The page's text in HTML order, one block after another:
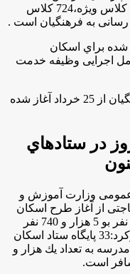
است، تصريح كرد: از این تعداد کلاس؛ 37 کلاس ویژه،724 کلاس
براي اسكان
كرد و افزود:621 نفر عامل اجرایی وظیفه خدمت
گفتني است؛ طرح اسکان تابستانی فرهنگیان از 25 خرداد آغاز شده
نفرروز در ستادهاي
وزارت آموزش و
از آغاز طرح اسکان
تابستانی فرهنگیان با اسكان 2 هزار و 50 نفر بو 5 هزار و 740 نفر
روز در کلاس های استان خبرداد و اظهاركرد:33 پایگاه ستاد اسکان
فرهنگیان در استان تشکیل شده که 224 مدرسه به تعداد يك هزار و